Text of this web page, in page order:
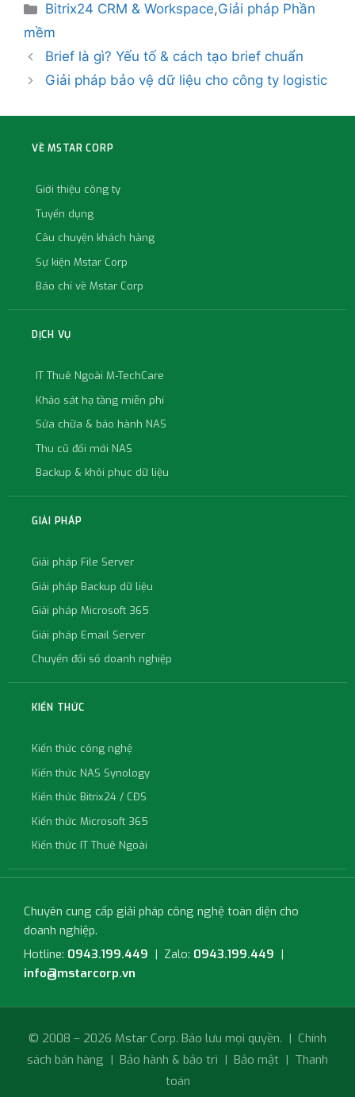
Bitrix24 CRM & Workspace,Giải pháp Phần
mềm
Brief là gì? Yếu tố & cách tạo brief chuẩn
Giải pháp bảo vệ dữ liệu cho công ty logistic
VỀ MSTAR CORP
Giới thiệu công ty
Tuyển dụng
Câu chuyện khách hàng
Sự kiện Mstar Corp
Báo chí về Mstar Corp
DỊCH VỤ
IT Thuê Ngoài M-TechCare
Khảo sát hạ tầng miễn phí
Sửa chữa & bảo hành NAS
Thu cũ đổi mới NAS
Backup & khôi phục dữ liệu
GIẢI PHÁP
Giải pháp File Server
Giải pháp Backup dữ liệu
Giải pháp Microsoft 365
Giải pháp Email Server
Chuyển đổi số doanh nghiệp
KIẾN THỨC
Kiến thức công nghệ
Kiến thức NAS Synology
Kiến thức Bitrix24 / CĐS
Kiến thức Microsoft 365
Kiến thức IT Thuê Ngoài
Chuyên cung cấp giải pháp công nghệ toàn diện cho
doanh nghiệp.
Hotline: 0943.199.449 | Zalo: 0943.199.449 |
info@mstarcorp.vn
© 2008 – 2026 Mstar Corp. Bảo lưu mọi quyền. | Chính
sách bán hàng | Bảo hành & bảo trì | Bảo mật | Thanh
toán